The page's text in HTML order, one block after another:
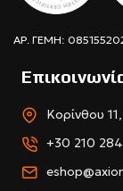
ΑΡ. ΓΕΜΗ:
Κορίνθου
+30 210